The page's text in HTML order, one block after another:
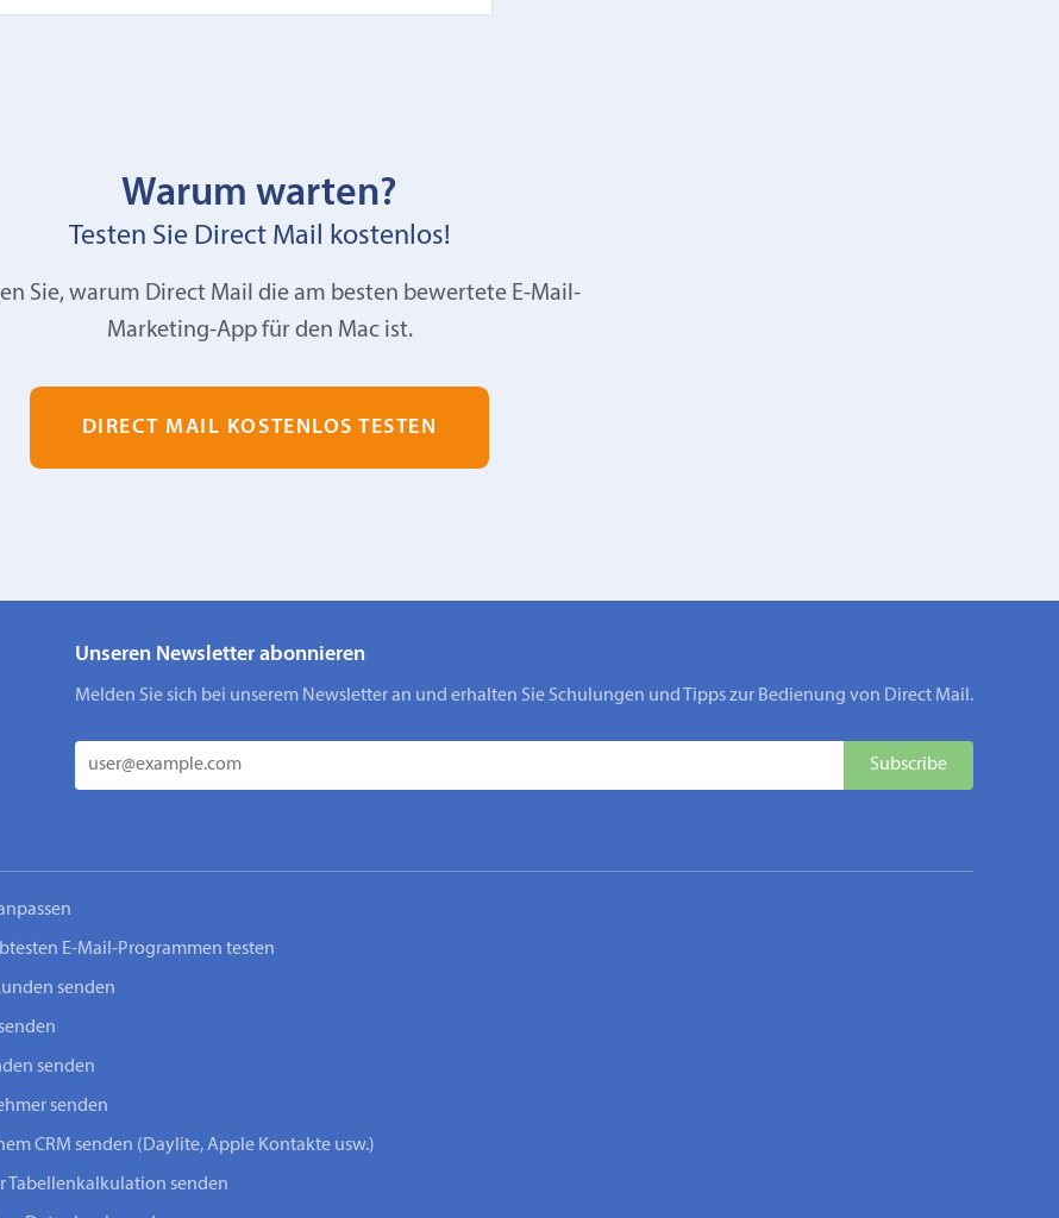
Warum warten?
Testen Sie Direct Mail kostenlos!
Sie, warum Direct Mail die am besten bewertete E-Mail-
Marketing-App für den Mac ist.
DIRECT MAIL KOSTENLOS TESTEN
Unseren Newsletter abonnieren
Melden Sie sich bei unserem Newsletter an und erhalten Sie Schulungen und Tipps zur Bedienung von Direct Mail.
E-Mail-Programmen testen
senden
senden
senden
CRM senden (Daylite, Apple Kontakte usw.)
Tabellenkalkulation senden